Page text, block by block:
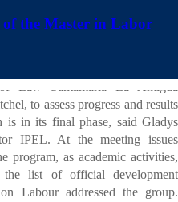
of the Master in Labor
(MITRADEL) met
to assess progress and results
in its final phase, said Gladys
IPEL. At the meeting issues
program, as academic activities,
the list of official development
Labour addressed the group.